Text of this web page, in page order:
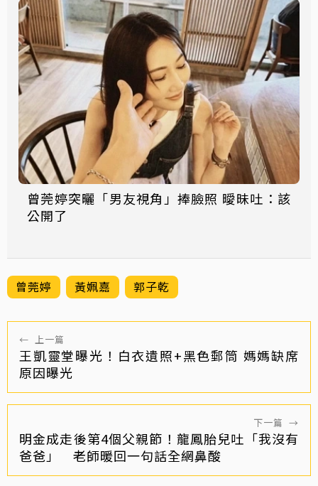
曾莞婷突曬「男友視角」捧臉照 曖昧吐：該
公開了
曾莞婷 黃姵嘉 郭子乾
← 上一篇
王凱靈堂曝光！白衣遺照+黑色郵筒 媽媽缺席
原因曝光
下一篇 →
明金成走後第4個父親節！龍鳳胎兒吐「我沒有
爸爸」 老師暖回一句話全網鼻酸